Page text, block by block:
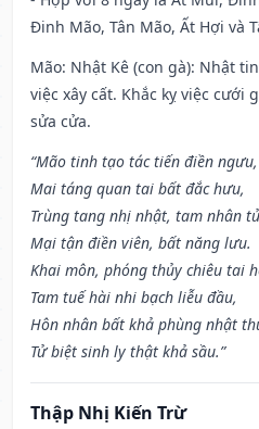
Đinh Mão, Tân Mão, Ất Hợi và
Mão: Nhật Kê (con gà): Nhật
việc xây cất. Khắc kỵ việc cưới
sửa cửa.
“Mão tinh tạo tác tiến điền ngưu,
Mai táng quan tai bất đắc hưu,
Trùng tang nhị nhật, tam nhân
Mại tận điền viên, bất năng lưu.
Khai môn, phóng thủy chiêu tai
Tam tuế hài nhi bạch liễu đầu,
Hôn nhân bất khả phùng nhật
Tử biệt sinh ly thật khả sầu.”
Thập Nhị Kiến Trừ